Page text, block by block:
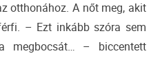
otthonához. A nőt meg, akit
– Ezt inkább szóra sem
megbocsát… – biccentett